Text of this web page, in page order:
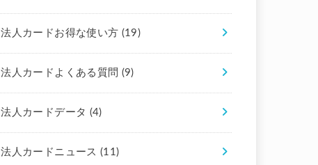
法人カードお得な使い方 (19)
法人カードよくある質問 (9)
法人カードデータ (4)
法人カードニュース (11)